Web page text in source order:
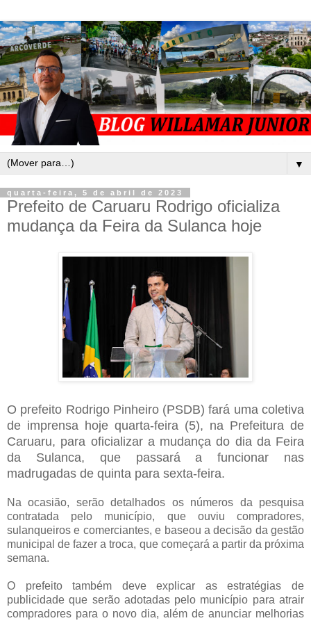
▼
quarta-feira, 5 de abril de 2023
Prefeito de Caruaru Rodrigo oficializa
mudança da Feira da Sulanca hoje
O prefeito Rodrigo Pinheiro (PSDB) fará uma coletiva
de imprensa hoje quarta-feira (5), na Prefeitura de
Caruaru, para oficializar a mudança do dia da Feira
da Sulanca, que passará a funcionar nas
madrugadas de quinta para sexta-feira.
Na ocasião, serão detalhados os números da pesquisa
contratada pelo município, que ouviu compradores,
sulanqueiros e comerciantes, e baseou a decisão da gestão
municipal de fazer a troca, que começará a partir da próxima
semana.
O prefeito também deve explicar as estratégias de
publicidade que serão adotadas pelo município para atrair
compradores para o novo dia, além de anunciar melhorias